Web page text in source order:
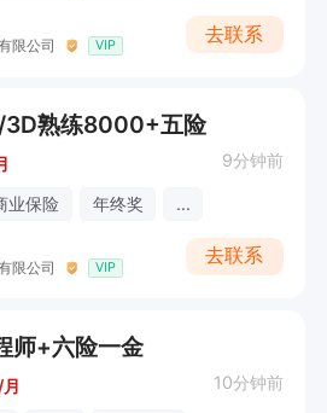
限公司
VIP
去联系
3D熟练8000+五险
9分钟前
业保险 年终奖 ...
限公司
VIP
去联系
师+六险一金
10分钟前